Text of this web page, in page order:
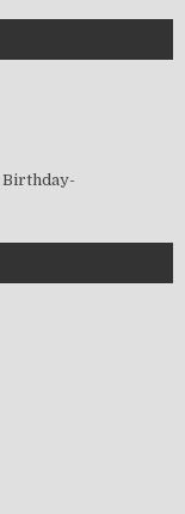
Birthday-